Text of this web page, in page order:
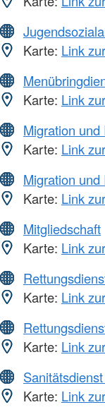
Karte: Link
Karte: Link
Migration und
Karte: Link
Migration und
Karte: Link
Mitgliedschaft
Karte: Link
Karte: Link
Karte: Link
Karte: Link